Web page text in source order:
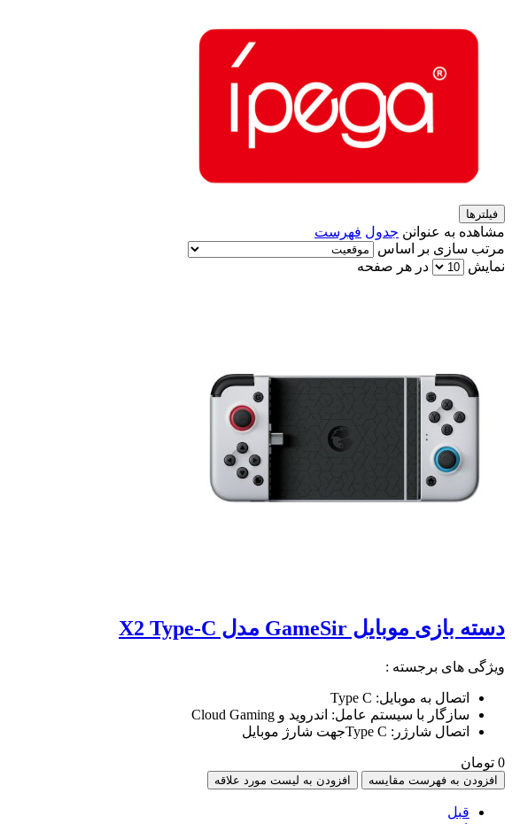
فیلترها
مشاهده به عنوانن جدول فهرست
مرتب سازی بر اساس
نمایش
در هر صفحه
دسته بازی موبایل GameSir مدل X2 Type-C
ویژگی های برجسته :
اتصال به موبایل: Type C
سازگار با سیستم عامل: اندروید و Cloud Gaming
اتصال شارژر: Type Cجهت شارژ موبایل
0 تومان
افزودن به فهرست مقایسه افزودن به لیست مورد علاقه
قبل